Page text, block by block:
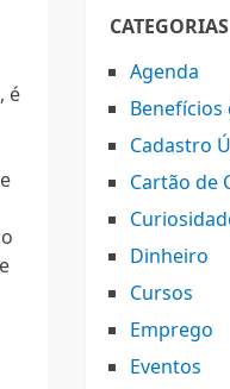
é
CATEGORIAS
Agenda
Benefícios
Cadastro
Cartão de
Dinheiro
Cursos
Emprego
Eventos